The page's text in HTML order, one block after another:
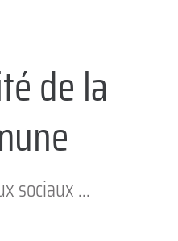
de la
sociaux ...